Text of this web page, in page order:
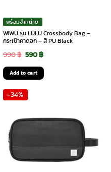
พร้อมจำหน่าย
WiWU รุ่น LULU Crossbody Bag –
กระเป๋าคาดอก – สี PU Black
990฿ Original
price
was:
990 ฿.
590฿Current
price
Add to cart
-34%